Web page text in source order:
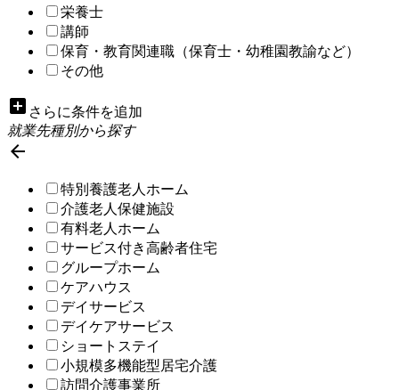
栄養士
講師
保育・教育関連職（保育士・幼稚園教諭など）
その他
add_box さらに条件を追加
就業先種別から探す

特別養護老人ホーム
介護老人保健施設
有料老人ホーム
サービス付き高齢者住宅
グループホーム
ケアハウス
デイサービス
デイケアサービス
ショートステイ
小規模多機能型居宅介護
訪問介護事業所